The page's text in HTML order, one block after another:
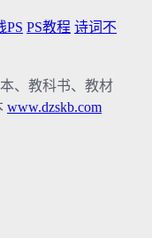
PS PS教程 诗词不
、教科书、教材
www.dzskb.com